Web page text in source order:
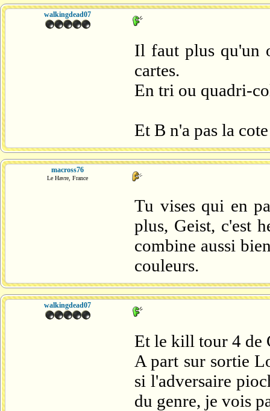
walkingdead07
Il faut plus qu'un
cartes.
En tri ou quadri-
Et B n'a pas la
macross76
Le Havre, France
Tu vises qui en
plus, Geist, c'est
combine aussi
couleurs.
walkingdead07
Et le kill tour 4 de
A part sur sortie
si l'adversaire
du genre, je vois